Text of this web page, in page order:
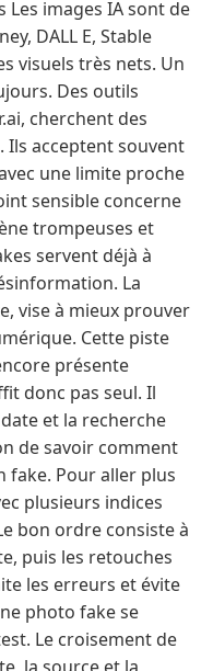
images IA sont de
DALL E, Stable
visuels très nets. Un
Des outils
cherchent des
Ils acceptent souvent
une limite proche
sensible concerne
trompeuses et
servent déjà à
La
vise à mieux prouver
Cette piste
présente
donc pas seul. Il
et la recherche
de savoir comment
fake. Pour aller plus
plusieurs indices
bon ordre consiste à
puis les retouches
les erreurs et évite
photo fake se
Le croisement de